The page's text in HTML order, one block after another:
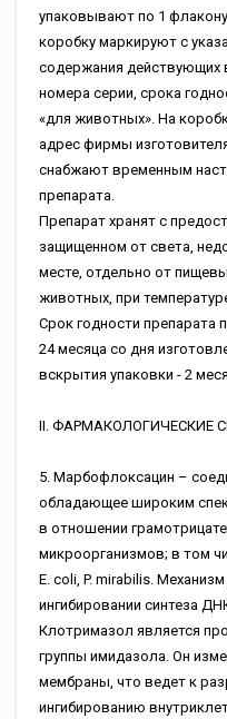
упаковывают по 1
коробку маркируют с
содержания действующих
номера серии, срока
«для животных». На
адрес фирмы
снабжают временным
препарата.
Препарат хранят с
защищенном от света,
месте, отдельно от
животных, при
Срок годности препарата
24 месяца со дня
вскрытия упаковки - 2
II. ФАРМАКОЛОГИЧЕСКИЕ
5. Марбофлоксацин –
обладающее широким
в отношении
микроорганизмов; в том
E. coli, P. mirabilis.
ингибировании синтеза
Клотримазол является
группы имидазола. Он
мембраны, что ведет к
ингибированию